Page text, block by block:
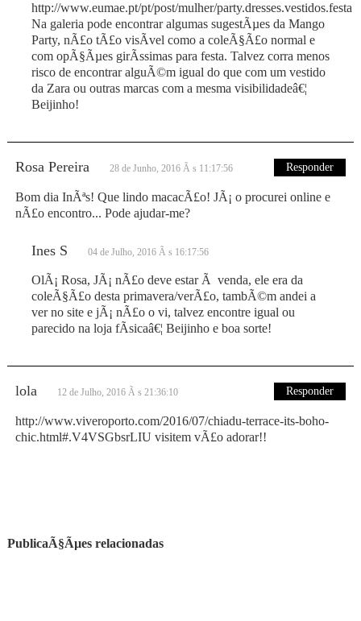
http://www.eumae.pt/pt/post/mulher/party.dresses.vestidos.festa
Na galeria pode encontrar algumas sugestÃµes da Mango
Party, nÃ£o tÃ£o visÃ­vel como a coleÃ§Ã£o normal e
com opÃ§Ãµes girÃ­ssimas para festa. Talvez corra menos
risco de encontrar alguÃ©m igual do que com um vestido
da Zara ou outras marcas com a mesma visibilidadeâ€¦
Beijinho!
Rosa Pereira 28 de Junho, 2016 Ã s 11:17:56 Responder
Bom dia InÃªs! Que lindo macacÃ£o! JÃ¡ o procurei online e
nÃ£o encontro... Pode ajudar-me?
Ines S 04 de Julho, 2016 Ã s 16:17:56
OlÃ¡ Rosa, JÃ¡ nÃ£o deve estar Ã venda, ele era da
coleÃ§Ã£o desta primavera/verÃ£o, tambÃ©m andei a
ver no site e jÃ¡ nÃ£o o vi, talvez encontre igual ou
parecido na loja fÃ­sicaâ€¦ Beijinho e boa sorte!
lola 12 de Julho, 2016 Ã s 21:36:10 Responder
http://www.viveroporto.com/2016/07/chiadu-terrace-its-boho-
chic.html#.V4VSGbsrLIU visitem vÃ£o adorar!!
PublicaÃ§Ãµes relacionadas